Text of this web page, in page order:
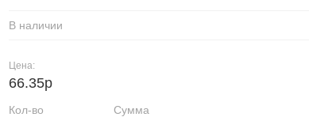
В наличии
Цена:
66.35р
Кол-во Сумма